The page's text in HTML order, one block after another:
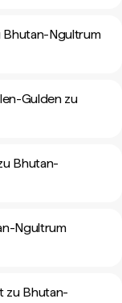
Bhutan-Ngultrum
Gulden zu
Bhutan-
Ngultrum
zu Bhutan-